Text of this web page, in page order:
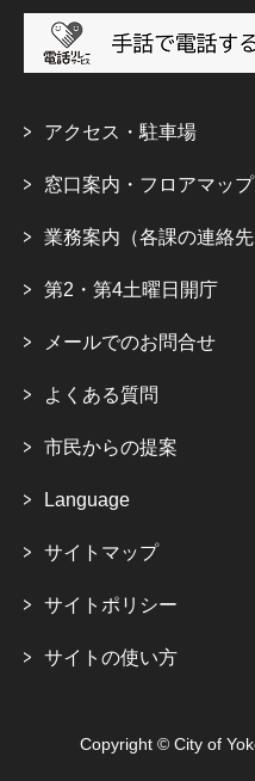
アクセス・駐車場
窓口案内・フロアマップ
業務案内（各課の連絡先
第2・第4土曜日開庁
メールでのお問合せ
よくある質問
市民からの提案
Language
サイトマップ
サイトポリシー
サイトの使い方
Copyright © City of